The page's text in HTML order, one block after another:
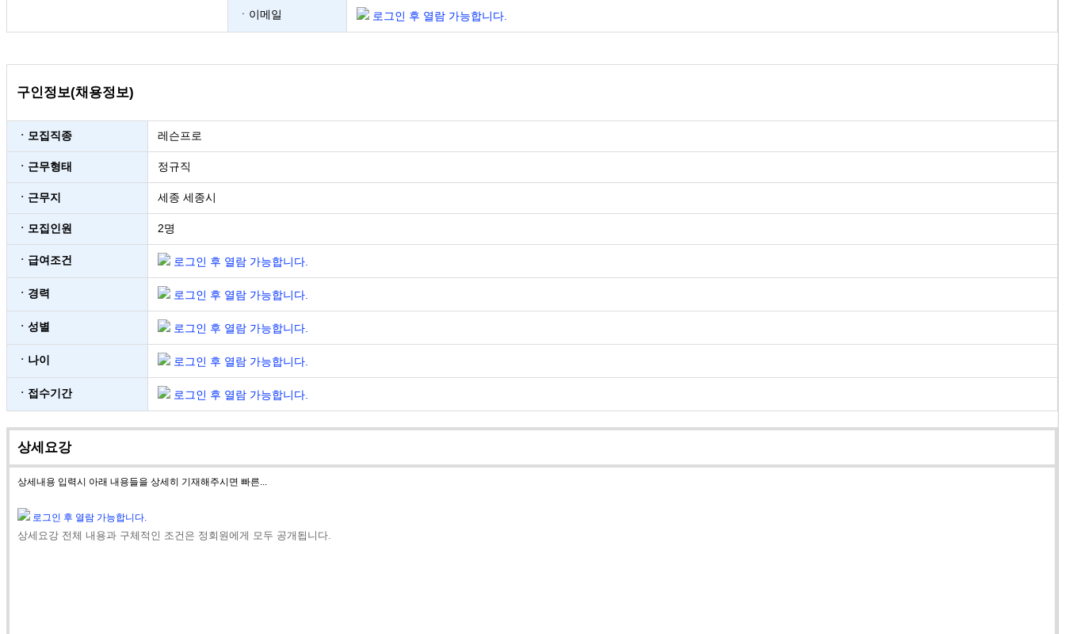
ㆍ이메일 로그인 후 열람 가능합니다.
구인정보(채용정보)
ㆍ모집직종 레슨프로
ㆍ근무형태 정규직
ㆍ근무지 세종 세종시
ㆍ모집인원 2명
ㆍ급여조건 로그인 후 열람 가능합니다.
ㆍ경력 로그인 후 열람 가능합니다.
ㆍ성별 로그인 후 열람 가능합니다.
ㆍ나이 로그인 후 열람 가능합니다.
ㆍ접수기간 로그인 후 열람 가능합니다.
상세요강
상세내용 입력시 아래 내용들을 상세히 기재해주시면 빠른...
로그인 후 열람 가능합니다.
상세요강 전체 내용과 구체적인 조건은 정회원에게 모두 공개됩니다.